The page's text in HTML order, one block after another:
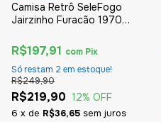
Camisa Retrô SeleFogo
Jairzinho Furacão 1970
R$219,90
R$249,90
12% OFF
6 x de R$36,65 sem juros
R$197,91 com Pix
Só restam 2 em estoque!